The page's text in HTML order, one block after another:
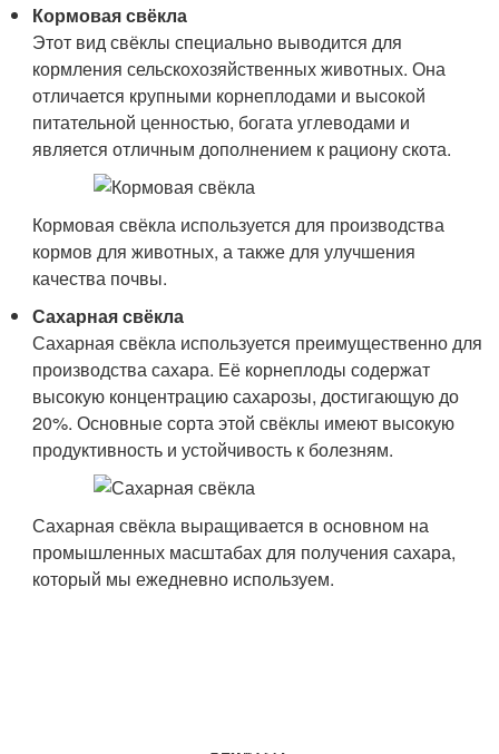
Кормовая свёкла
Этот вид свёклы специально выводится для
кормления сельскохозяйственных животных. Она
отличается крупными корнеплодами и высокой
питательной ценностью, богата углеводами и
является отличным дополнением к рациону скота.
Кормовая свёкла используется для производства
кормов для животных, а также для улучшения
качества почвы.
Сахарная свёкла
Сахарная свёкла используется преимущественно для
производства сахара. Её корнеплоды содержат
высокую концентрацию сахарозы, достигающую до
20%. Основные сорта этой свёклы имеют высокую
продуктивность и устойчивость к болезням.
Сахарная свёкла выращивается в основном на
промышленных масштабах для получения сахара,
который мы ежедневно используем.